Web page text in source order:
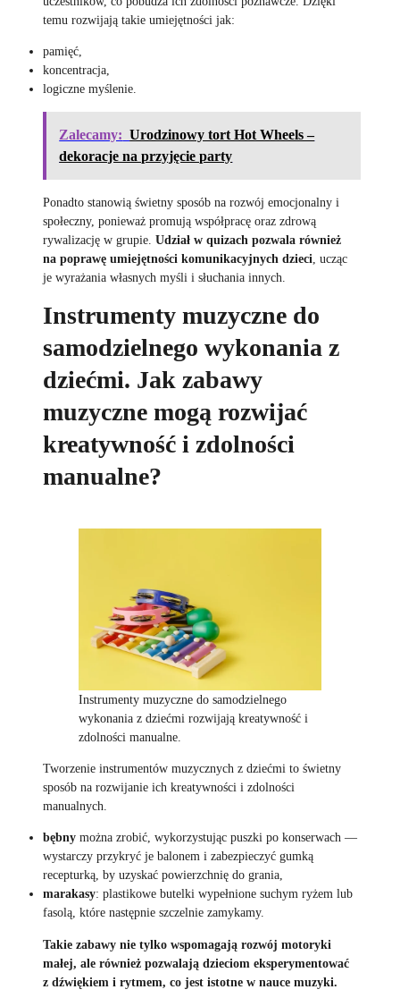
temu rozwijają takie umiejętności jak:
pamięć,
koncentracja,
logiczne myślenie.
Zalecamy: Urodzinowy tort Hot Wheels –
dekoracje na przyjęcie party
Ponadto stanowią świetny sposób na rozwój emocjonalny i
społeczny, ponieważ promują współpracę oraz zdrową
rywalizację w grupie. Udział w quizach pozwala również
na poprawę umiejętności komunikacyjnych dzieci , ucząc
je wyrażania własnych myśli i słuchania innych.
Instrumenty muzyczne do
samodzielnego wykonania z
dziećmi. Jak zabawy
muzyczne mogą rozwijać
kreatywność i zdolności
manualne?
Instrumenty muzyczne do samodzielnego
wykonania z dziećmi rozwijają kreatywność i
zdolności manualne.
Tworzenie instrumentów muzycznych z dziećmi to świetny
sposób na rozwijanie ich kreatywności i zdolności
manualnych.
bębny można zrobić, wykorzystując puszki po konserwach —
wystarczy przykryć je balonem i zabezpieczyć gumką
recepturką, by uzyskać powierzchnię do grania,
marakasy: plastikowe butelki wypełnione suchym ryżem lub
fasolą, które następnie szczelnie zamykamy.
Takie zabawy nie tylko wspomagają rozwój motoryki
małej, ale również pozwalają dzieciom eksperymentować
z dźwiękiem i rytmem, co jest istotne w nauce muzyki.